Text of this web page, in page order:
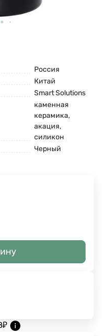
Россия
Китай
Smart Solutions
каменная
керамика,
акация,
силикон
Черный
₽